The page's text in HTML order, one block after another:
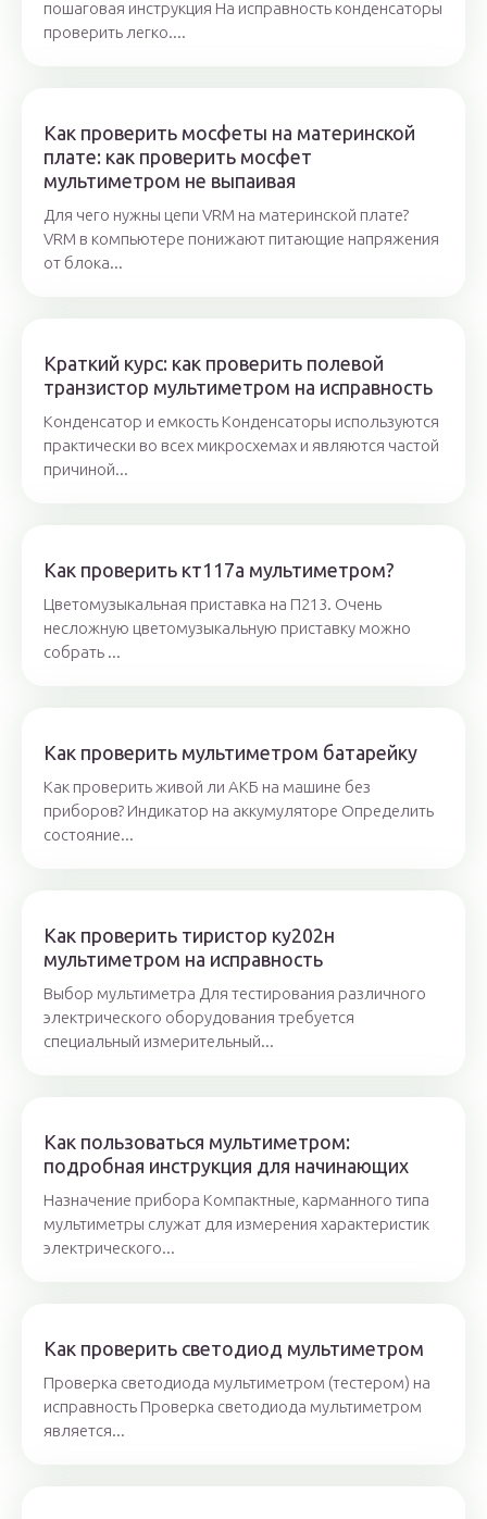
пошаговая инструкция На исправность конденсаторы
проверить легко....
Как проверить мосфеты на материнской
плате: как проверить мосфет
мультиметром не выпаивая
Для чего нужны цепи VRM на материнской плате?
VRM в компьютере понижают питающие напряжения
от блока...
Краткий курс: как проверить полевой
транзистор мультиметром на исправность
Конденсатор и емкость Конденсаторы используются
практически во всех микросхемах и являются частой
причиной...
Как проверить кт117а мультиметром?
Цветомузыкальная приставка на П213. Очень
несложную цветомузыкальную приставку можно
собрать ...
Как проверить мультиметром батарейку
Как проверить живой ли АКБ на машине без
приборов? Индикатор на аккумуляторе Определить
состояние...
Как проверить тиристор ку202н
мультиметром на исправность
Выбор мультиметра Для тестирования различного
электрического оборудования требуется
специальный измерительный...
Как пользоваться мультиметром:
подробная инструкция для начинающих
Назначение прибора Компактные, карманного типа
мультиметры служат для измерения характеристик
электрического...
Как проверить светодиод мультиметром
Проверка светодиода мультиметром (тестером) на
исправность Проверка светодиода мультиметром
является...